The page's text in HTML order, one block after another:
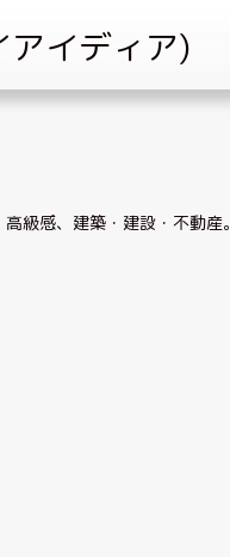
高級感、 建築・建設・不動産。